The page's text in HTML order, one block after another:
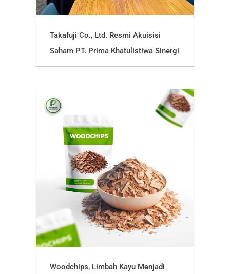
Takafuji Co., Ltd. Resmi Akuisisi
Saham PT. Prima Khatulistiwa Sinergi
Woodchips, Limbah Kayu Menjadi